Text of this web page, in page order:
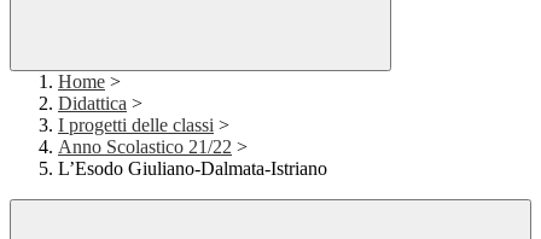
Home >
Didattica >
I progetti delle classi >
Anno Scolastico 21/22 >
L’Esodo Giuliano-Dalmata-Istriano